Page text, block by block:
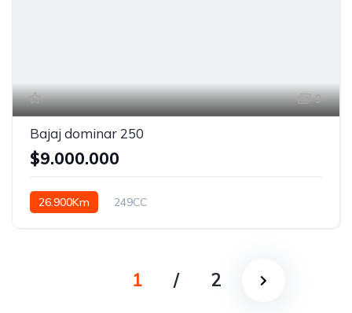
9
Bajaj dominar 250
$9.000.000
26.900Km 249CC
1 / 2